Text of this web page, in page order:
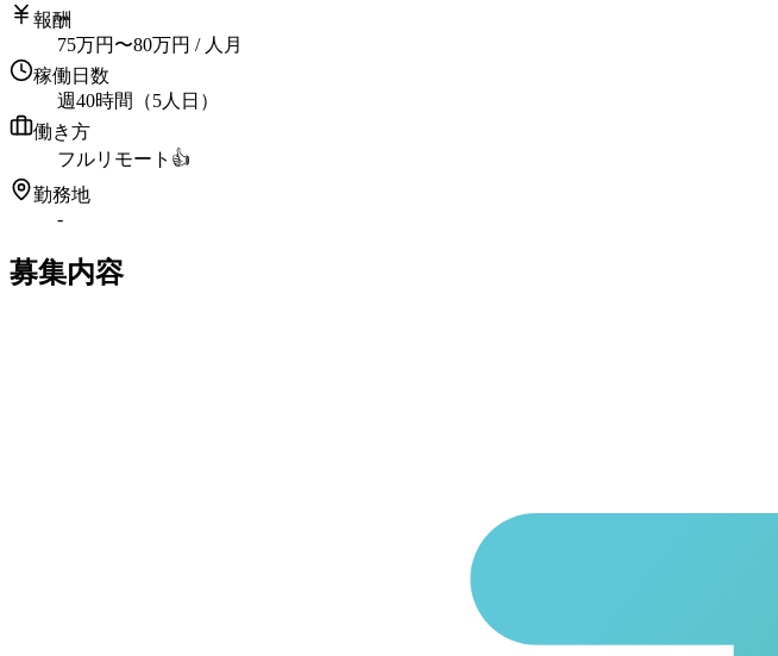
報酬
75万円 〜80万円 / 人月
稼働日数
週40時間（5人日）
働き方
フルリモート 👍
勤務地
-
募集内容